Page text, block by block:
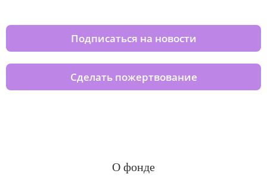
Подписаться на новости
Сделать пожертвование
О фонде